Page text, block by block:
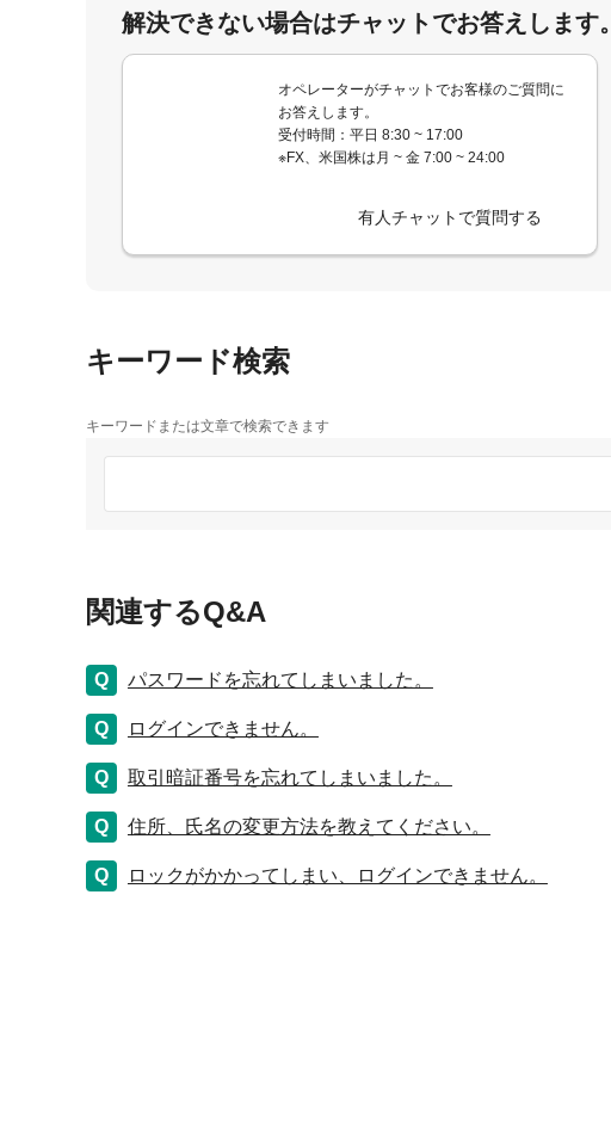
解決できない場合はチャットでお答えします。
オペレーターがチャットでお客様のご質問に
お答えします。
受付時間：平日 8:30 ~ 17:00
※FX、米国株は月 ~ 金 7:00 ~ 24:00
有人チャットで質問する
キーワード検索
キーワードまたは文章で検索できます
関連するQ&A
パスワードを忘れてしまいました。
ログインできません。
取引暗証番号を忘れてしまいました。
住所、氏名の変更方法を教えてください。
ロックがかかってしまい、ログインできません。